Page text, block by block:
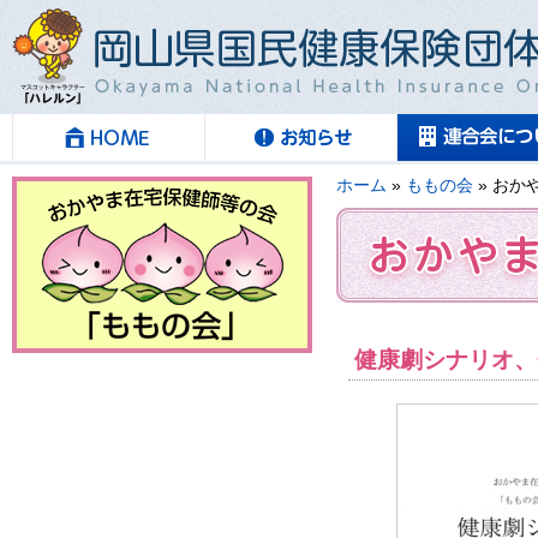
ホーム » ももの会 » おか
健康劇シナリオ